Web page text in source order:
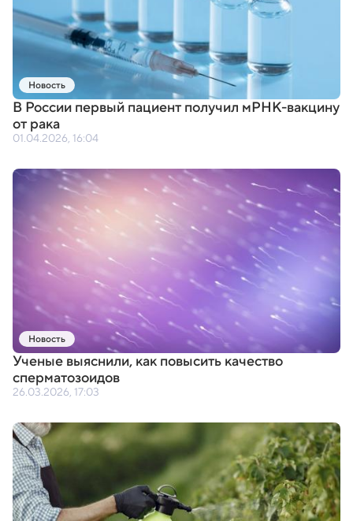
Новость
В России первый пациент получил мРНК-вакцину
от рака
01.04.2026, 16:04
Новость
Ученые выяснили,как повысить качество
сперматозоидов
26.03.2026, 17:03